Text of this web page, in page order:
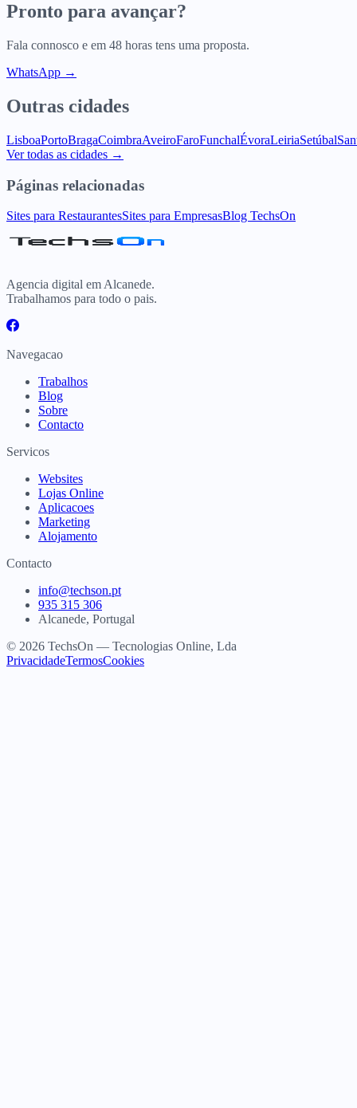
Pronto para avançar?
Fala connosco e em 48 horas tens uma proposta.
WhatsApp →
Outras cidades
LisboaPortoBragaCoimbraAveiroFaroFunchalÉvoraLeiriaSetúbal
Ver todas as cidades →
Páginas relacionadas
Sites para RestaurantesSites para EmpresasBlog TechsOn
Agencia digital em Alcanede.
Trabalhamos para todo o pais.
Navegacao
Trabalhos
Blog
Sobre
Contacto
Servicos
Websites
Lojas Online
Aplicacoes
Marketing
Alojamento
Contacto
info@techson.pt
935 315 306
Alcanede, Portugal
© 2026 TechsOn — Tecnologias Online, Lda
PrivacidadeTermosCookies